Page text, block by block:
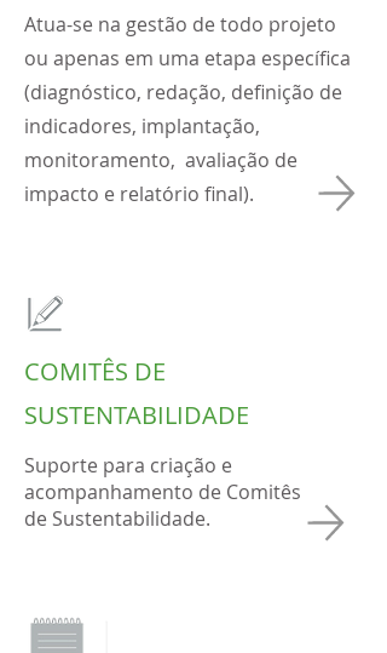
Atua-se na gestão de todo projeto
ou apenas em uma etapa específica
(diagnóstico, redação, definição de
indicadores, implantação,
monitoramento, avaliação de
impacto e relatório final).
COMITÊS DE
SUSTENTABILIDADE
Suporte para criação e
acompanhamento de Comitês
de Sustentabilidade.